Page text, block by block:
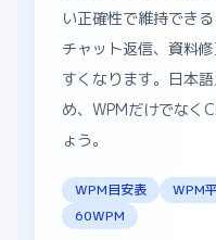
い正確性で維持でき
チャット返信、資料
すくなります。日本
め、WPMだけでなく
ょう。
WPM目安表 WPM
60WPM